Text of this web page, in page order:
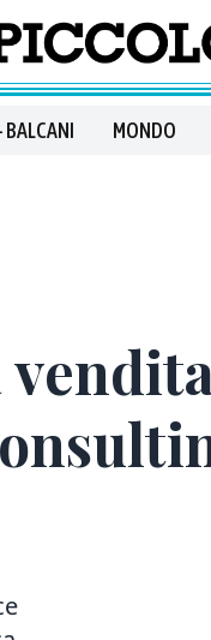
BALCANI MONDO